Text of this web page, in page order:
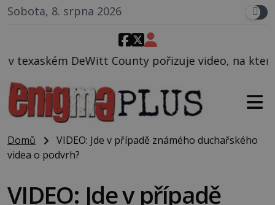
Sobota, 8. srpna 2026
pořizuje video, na kterém před jeho vozem
Domů
VIDEO: Jde v případě známého duchařského
videa o podvrh?
VIDEO: Jde v případě